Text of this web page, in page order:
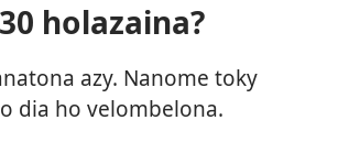
holazaina?
azy. Nanome toky
dia ho velombelona.